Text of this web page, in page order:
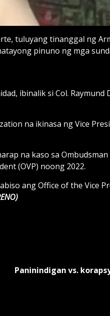
tuluyang tinanggal ng
pinuno ng mga
ibinalik si Col. Raymund
na ikinasa ng Vice
na kaso sa
(OVP) noong 2022.
ang Office of the Vice
Paninindigan vs.